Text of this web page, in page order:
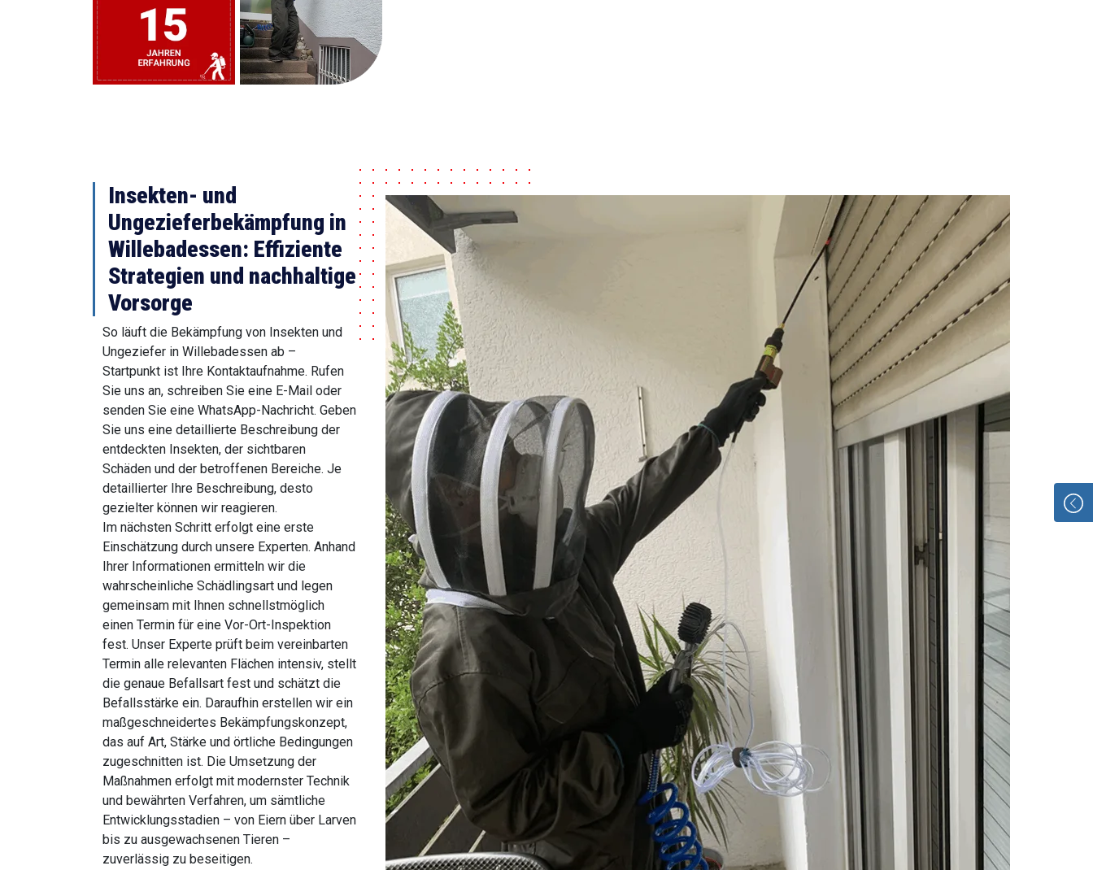
Insekten- und
Ungezieferbekämpfung in
Willebadessen: Effiziente
Strategien und nachhaltige
Vorsorge
So läuft die Bekämpfung von Insekten und
Ungeziefer in Willebadessen ab –
Startpunkt ist Ihre Kontaktaufnahme. Rufen
Sie uns an, schreiben Sie eine E-Mail oder
senden Sie eine WhatsApp-Nachricht. Geben
Sie uns eine detaillierte Beschreibung der
entdeckten Insekten, der sichtbaren
Schäden und der betroffenen Bereiche. Je
detaillierter Ihre Beschreibung, desto
gezielter können wir reagieren.
Im nächsten Schritt erfolgt eine erste
Einschätzung durch unsere Experten. Anhand
Ihrer Informationen ermitteln wir die
wahrscheinliche Schädlingsart und legen
gemeinsam mit Ihnen schnellstmöglich
einen Termin für eine Vor-Ort-Inspektion
fest. Unser Experte prüft beim vereinbarten
Termin alle relevanten Flächen intensiv, stellt
die genaue Befallsart fest und schätzt die
Befallsstärke ein. Daraufhin erstellen wir ein
maßgeschneidertes Bekämpfungskonzept,
das auf Art, Stärke und örtliche Bedingungen
zugeschnitten ist. Die Umsetzung der
Maßnahmen erfolgt mit modernster Technik
und bewährten Verfahren, um sämtliche
Entwicklungsstadien – von Eiern über Larven
bis zu ausgewachsenen Tieren –
zuverlässig zu beseitigen.